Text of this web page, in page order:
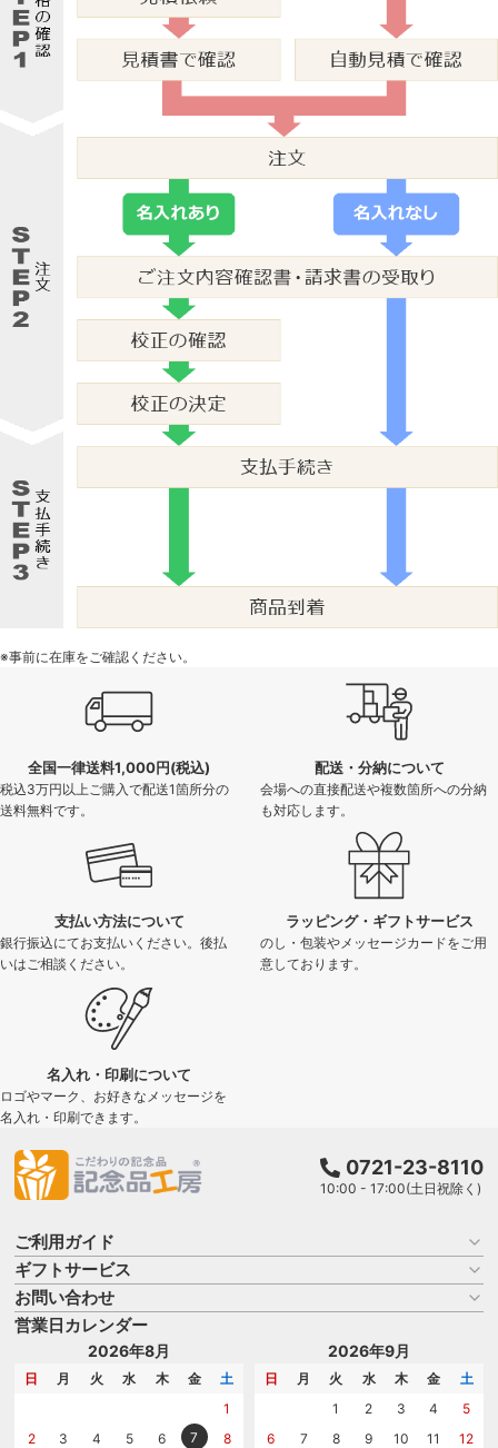
※事前に在庫をご確認ください。
全国一律送料1,000円(税込)
税込3万円以上ご購入で配送1箇所分の
送料無料です。
配送・分納について
会場への直接配送や複数箇所への分納
も対応します。
支払い方法について
銀行振込にてお支払いください。後払
いはご相談ください。
ラッピング・ギフトサービス
のし・包装やメッセージカードをご用
意しております。
名入れ・印刷について
ロゴやマーク、お好きなメッセージを
名入れ・印刷できます。
0721-23-8110
10:00 - 17:00(土日祝除く)
ご利用ガイド
お買い物ガイド
よくある質問
はじめての記念品選び
記念品工房の使い方
ギフトサービス
名入れについて
のし
メッセージカード
お問い合わせ
商品選びを相談する
名入れについて相談する
カタログを請求する
営業日カレンダー
2026年8月
日 月 火 水 木 金
土
1
2
3 4 5 6 7 8
2026年9月
日 月 火 水 木 金
土
1
2 3 4
5
6
7 8 9 10 11 12